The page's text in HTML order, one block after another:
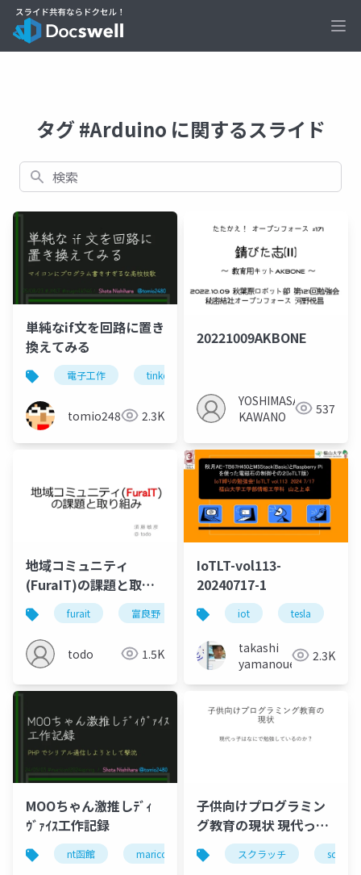
タグ #Arduino に関するスライド
検索
単純なif文を回路に置き
換えてみる
電子工作 tinkercad
tomio2480 2.3K
20221009AKBONE
YOSHIMASA
KAWANO
537
地域コミュニティ
(FuraIT)の課題と取り
組み
furait 富良野 旭川 itコミュニティ
todo 1.5K
IoTLT-vol113-
20240717-1
iot tesla
takashi
yamanoue
2.3K
MOOちゃん激推しﾃﾞｨ
ｳﾞｧｲｽ工作記録
nt函館 mariconf2024spring 電子工作
子供向けプログラミン
グ教育の現状 現代っ子
はなにで勉強している
のか？
スクラッチ scratch